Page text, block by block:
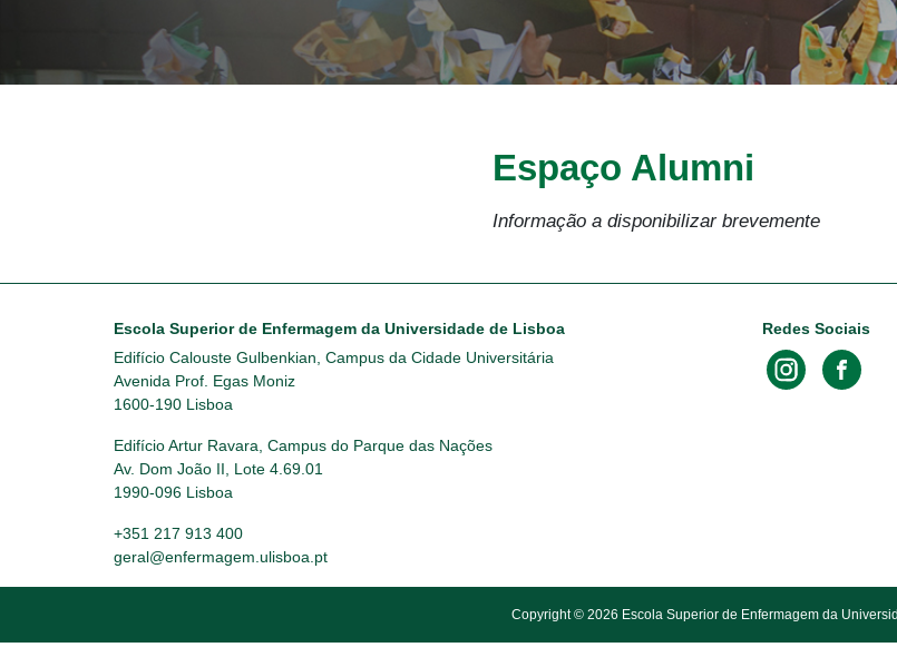
Espaço Alumni
Informação a disponibilizar brevemente
Escola Superior de Enfermagem da Universidade de Lisboa
Edifício Calouste Gulbenkian, Campus da Cidade Universitária
Avenida Prof. Egas Moniz
1600-190 Lisboa
Edifício Artur Ravara, Campus do Parque das Nações
Av. Dom João II, Lote 4.69.01
1990-096 Lisboa
+351 217 913 400
geral@enfermagem.ulisboa.pt
Redes Sociais
Copyright © 2026 Escola Superior de Enfermagem da